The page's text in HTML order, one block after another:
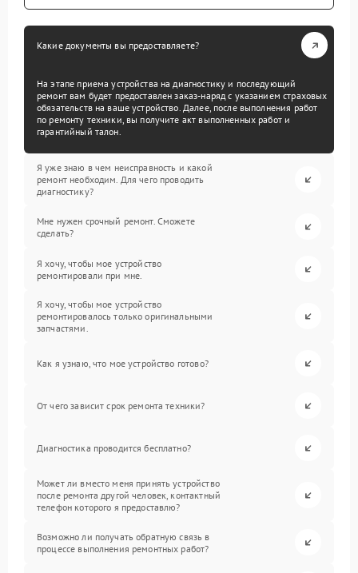
Какие документы вы предоставляете?
На этапе приема устройства на диагностику и последующий
ремонт вам будет предоставлен заказ-наряд с указанием страховых
обязательств на ваше устройство. Далее, после выполнения работ
по ремонту техники, вы получите акт выполненных работ и
гарантийный талон.
Я уже знаю в чем неисправность и какой
ремонт необходим. Для чего проводить
диагностику?
Мне нужен срочный ремонт. Сможете
сделать?
Я хочу, чтобы мое устройство
ремонтировали при мне.
Я хочу, чтобы мое устройство
ремонтировалось только оригинальными
запчастями.
Как я узнаю, что мое устройство готово?
От чего зависит срок ремонта техники?
Диагностика проводится бесплатно?
Может ли вместо меня принять устройство
после ремонта другой человек, контактный
телефон которого я предоставлю?
Возможно ли получать обратную связь в
процессе выполнения ремонтных работ?